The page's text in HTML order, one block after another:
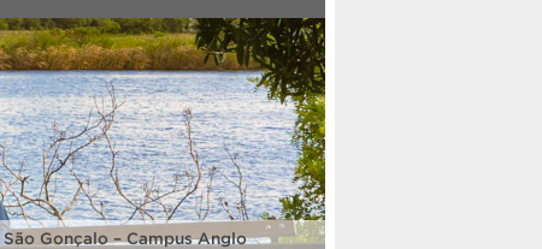
Gonçalo – Campus Anglo